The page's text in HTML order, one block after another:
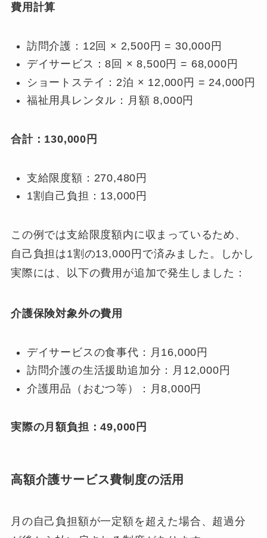
費用計算
訪問介護：12回 × 2,500円 = 30,000円
デイサービス：8回 × 8,500円 = 68,000円
ショートステイ：2泊 × 12,000円 = 24,000円
福祉用具レンタル：月額 8,000円
合計：130,000円
支給限度額：270,480円
1割自己負担：13,000円
この例では支給限度額内に収まっているため、
自己負担は1割の13,000円で済みました。しかし
実際には、以下の費用が追加で発生しました：
介護保険対象外の費用
デイサービスの食事代：月16,000円
訪問介護の生活援助追加分：月12,000円
介護用品（おむつ等）：月8,000円
実際の月額負担：49,000円
高額介護サービス費制度の活用
月の自己負担額が一定額を超えた場合、超過分